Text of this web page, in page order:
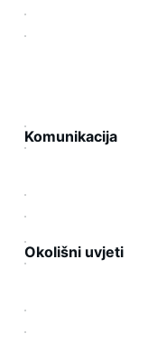
Komunikacija
Okolišni uvjeti